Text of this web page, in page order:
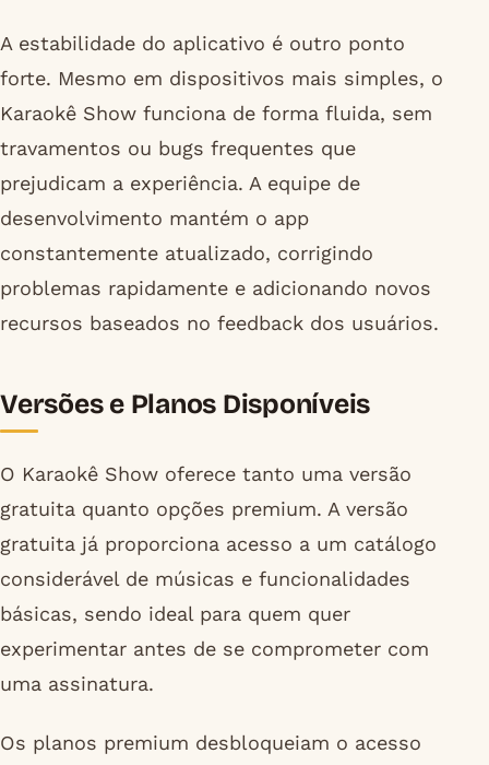
A estabilidade do aplicativo é outro ponto
forte. Mesmo em dispositivos mais simples, o
Karaokê Show funciona de forma fluida, sem
travamentos ou bugs frequentes que
prejudicam a experiência. A equipe de
desenvolvimento mantém o app
constantemente atualizado, corrigindo
problemas rapidamente e adicionando novos
recursos baseados no feedback dos usuários.
Versões e Planos Disponíveis
O Karaokê Show oferece tanto uma versão
gratuita quanto opções premium. A versão
gratuita já proporciona acesso a um catálogo
considerável de músicas e funcionalidades
básicas, sendo ideal para quem quer
experimentar antes de se comprometer com
uma assinatura.
Os planos premium desbloqueiam o acesso